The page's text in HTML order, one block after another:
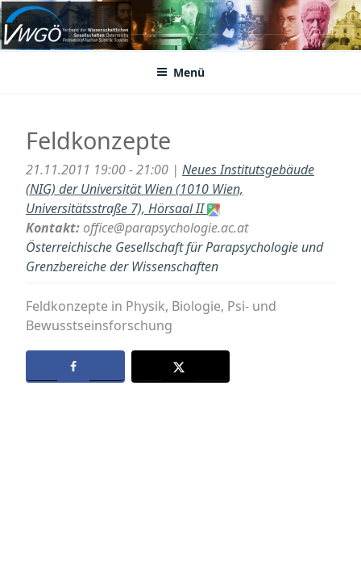
Zum
Inhalt
springenVWGÖ
Federation of Austrian Scientific Societies
Menü
Feldkonzepte
21.11.2011 19:00 - 21:00 | Neues Institutsgebäude
(NIG) der Universität Wien (1010 Wien,
Universitätsstraße 7), Hörsaal II
Kontakt:office@parapsychologie.ac.at
Österreichische Gesellschaft für Parapsychologie und
Grenzbereiche der Wissenschaften
Feldkonzepte in Physik, Biologie, Psi- und
Bewusstseinsforschung